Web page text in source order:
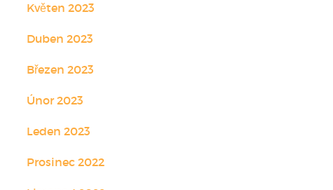
Květen 2023
Duben 2023
Březen 2023
Únor 2023
Leden 2023
Prosinec 2022